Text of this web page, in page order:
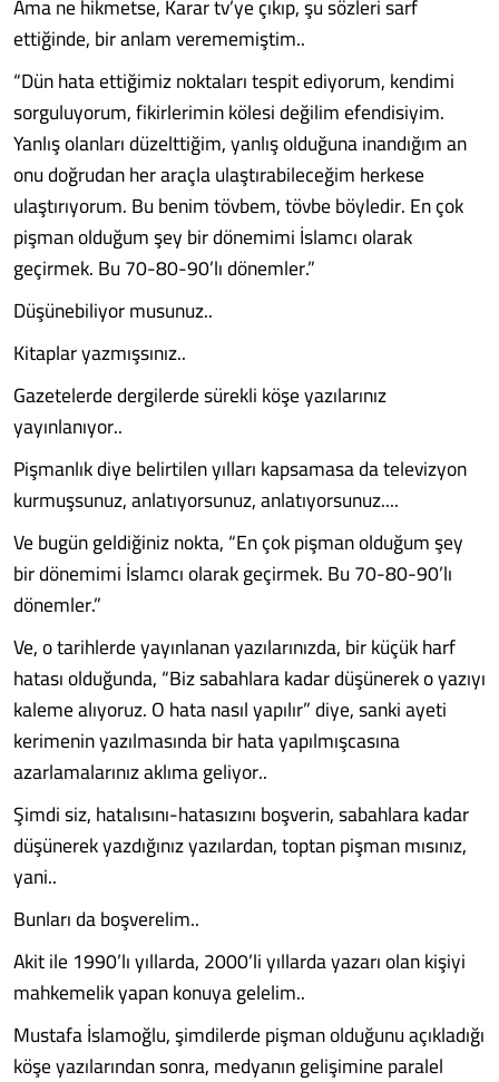
ettiğinde, bir anlam verememiştim..
“Dün hata ettiğimiz noktaları tespit ediyorum, kendimi
sorguluyorum, fikirlerimin kölesi değilim efendisiyim.
Yanlış olanları düzelttiğim, yanlış olduğuna inandığım an
onu doğrudan her araçla ulaştırabileceğim herkese
ulaştırıyorum. Bu benim tövbem, tövbe böyledir. En çok
pişman olduğum şey bir dönemimi İslamcı olarak
geçirmek. Bu 70-80-90’lı dönemler.”
Düşünebiliyor musunuz..
Kitaplar yazmışsınız..
Gazetelerde dergilerde sürekli köşe yazılarınız
yayınlanıyor..
Pişmanlık diye belirtilen yılları kapsamasa da televizyon
kurmuşsunuz, anlatıyorsunuz, anlatıyorsunuz....
Ve bugün geldiğiniz nokta, “En çok pişman olduğum şey
bir dönemimi İslamcı olarak geçirmek. Bu 70-80-90’lı
dönemler.”
Ve, o tarihlerde yayınlanan yazılarınızda, bir küçük harf
hatası olduğunda, “Biz sabahlara kadar düşünerek o yazıyı
kaleme alıyoruz. O hata nasıl yapılır” diye, sanki ayeti
kerimenin yazılmasında bir hata yapılmışcasına
azarlamalarınız aklıma geliyor..
Şimdi siz, hatalısını-hatasızını boşverin, sabahlara kadar
düşünerek yazdığınız yazılardan, toptan pişman mısınız,
yani..
Bunları da boşverelim..
Akit ile 1990’lı yıllarda, 2000’li yıllarda yazarı olan kişiyi
mahkemelik yapan konuya gelelim..
Mustafa İslamoğlu, şimdilerde pişman olduğunu açıkladığı
köşe yazılarından sonra, medyanın gelişimine paralel